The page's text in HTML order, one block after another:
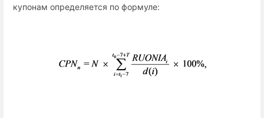
купонам определяется по формуле: